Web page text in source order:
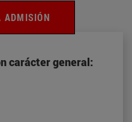
ADMISIÓN
carácter general: